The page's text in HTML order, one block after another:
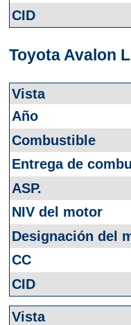
Toyota Avalon